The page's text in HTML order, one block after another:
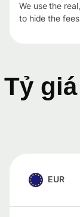
We use the
to hide the
Tỷ
EUR